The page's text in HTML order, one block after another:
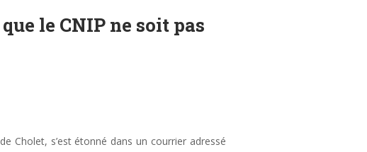
le CNIP ne soit pas
Cholet, s’est étonné dans un courrier adressé